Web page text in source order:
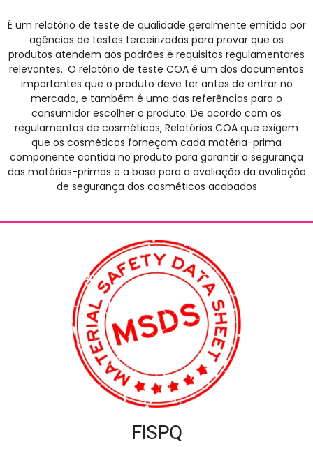
É um relatório de teste de qualidade geralmente emitido por
agências de testes terceirizadas para provar que os
produtos atendem aos padrões e requisitos regulamentares
relevantes.. O relatório de teste COA é um dos documentos
importantes que o produto deve ter antes de entrar no
mercado, e também é uma das referências para o
consumidor escolher o produto. De acordo com os
regulamentos de cosméticos, Relatórios COA que exigem
que os cosméticos forneçam cada matéria-prima
componente contida no produto para garantir a segurança
das matérias-primas e a base para a avaliação da avaliação
de segurança dos cosméticos acabados
FISPQ